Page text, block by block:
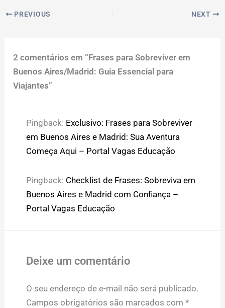
PREVIOUS NEXT
2 comentários em “Frases para Sobreviver em
Buenos Aires/Madrid: Guia Essencial para
Viajantes”
Pingback: Exclusivo: Frases para Sobreviver
em Buenos Aires e Madrid: Sua Aventura
Começa Aqui – Portal Vagas Educação
Pingback: Checklist de Frases: Sobreviva em
Buenos Aires e Madrid com Confiança –
Portal Vagas Educação
Deixe um comentário
O seu endereço de e-mail não será publicado.
Campos obrigatórios são marcados com *